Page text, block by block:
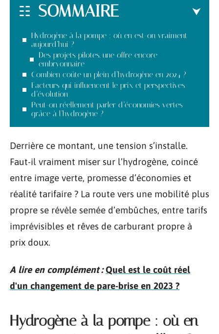
SOMMAIRE
Hydrogène à la pompe : où en est-on vraiment
aujourd’hui ?
Des projets pilotes, une offre encore
embryonnaire
Combien coûte un plein d’hydrogène en 2024 ?
Facteurs qui influencent le prix et perspectives
d’évolution
Peut-on réellement parler d’économies vertes
grâce à l’hydrogène ?
Derrière ce montant, une tension s’installe.
Faut-il vraiment miser sur l’hydrogène, coincé
entre image verte, promesse d’économies et
réalité tarifaire ? La route vers une mobilité plus
propre se révèle semée d’embûches, entre tarifs
imprévisibles et rêves de carburant propre à
prix doux.
A lire en complément : Quel est le coût réel
d'un changement de pare-brise en 2023 ?
Hydrogène à la pompe : où en